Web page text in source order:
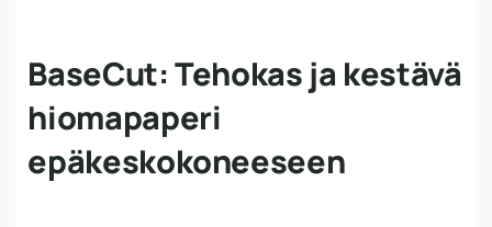
BaseCut: Tehokas ja kestävä
hiomapaperi
epäkeskokoneeseen